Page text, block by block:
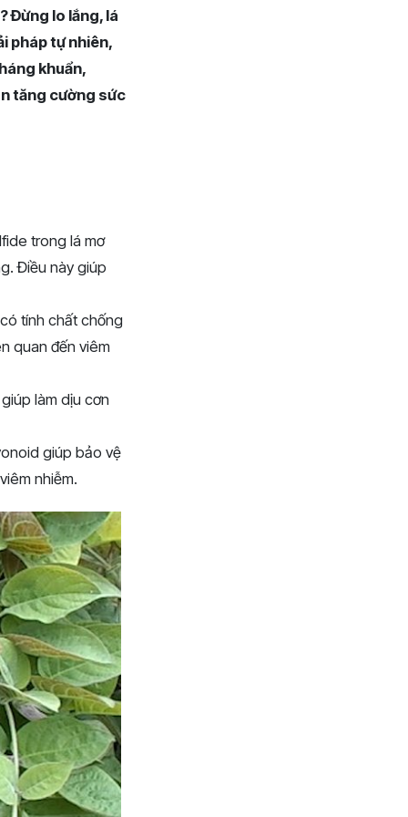
Đừng lo lắng, lá
pháp tự nhiên,
khuẩn,
tăng cường sức
trong lá mơ
Điều này giúp
tính chất chống
quan đến viêm
làm dịu cơn
giúp bảo vệ
nhiễm.